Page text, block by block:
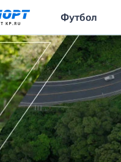
Футбол